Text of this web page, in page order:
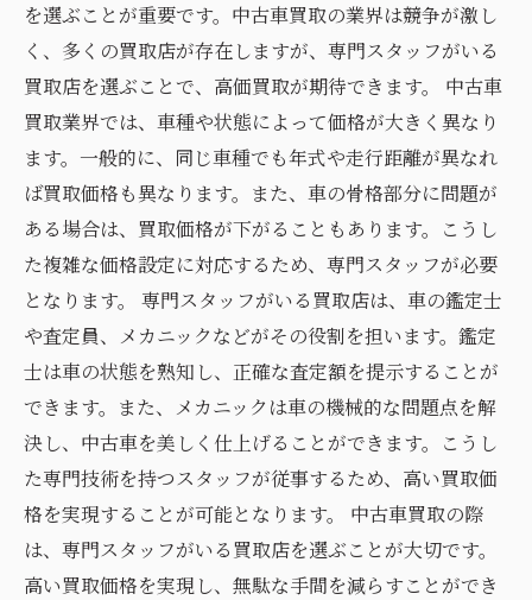
を選ぶことが重要です。中古車買取の業界は競争が激し
く、多くの買取店が存在しますが、専門スタッフがいる
買取店を選ぶことで、高価買取が期待できます。 中古車
買取業界では、車種や状態によって価格が大きく異なり
ます。一般的に、同じ車種でも年式や走行距離が異なれ
ば買取価格も異なります。また、車の骨格部分に問題が
ある場合は、買取価格が下がることもあります。こうし
た複雑な価格設定に対応するため、専門スタッフが必要
となります。 専門スタッフがいる買取店は、車の鑑定士
や査定員、メカニックなどがその役割を担います。鑑定
士は車の状態を熟知し、正確な査定額を提示することが
できます。また、メカニックは車の機械的な問題点を解
決し、中古車を美しく仕上げることができます。こうし
た専門技術を持つスタッフが従事するため、高い買取価
格を実現することが可能となります。 中古車買取の際
は、専門スタッフがいる買取店を選ぶことが大切です。
高い買取価格を実現し、無駄な手間を減らすことができ